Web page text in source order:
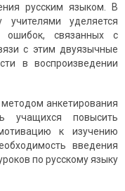
русским языком. В
учителями уделяется
ошибок, связанных с
с этим двуязычные
в воспроизведении
анкетирования
учащихся повысить
к изучению
введения
по русскому языку